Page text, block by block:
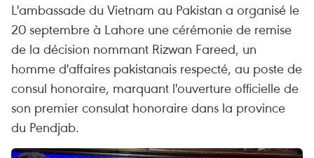
L'ambassade du Vietnam au Pakistan a organisé le
20 septembre à Lahore une cérémonie de remise
de la décision nommant Rizwan Fareed, un
homme d'affaires pakistanais respecté, au poste de
consul honoraire, marquant l'ouverture officielle de
son premier consulat honoraire dans la province
du Pendjab.